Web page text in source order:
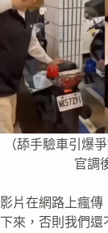
（舔手驗車引爆
官調
影片在網路上瘋
下來，否則我們還